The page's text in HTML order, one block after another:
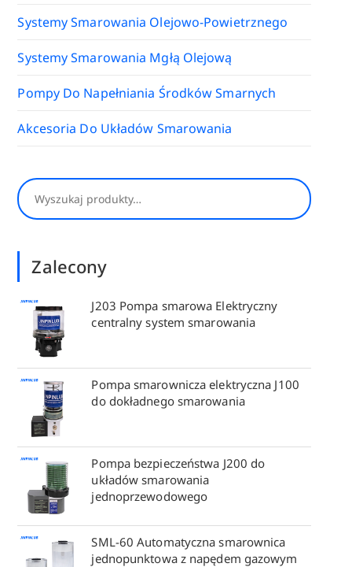
Systemy Smarowania Olejowo-Powietrznego
Systemy Smarowania Mgłą Olejową
Pompy Do Napełniania Środków Smarnych
Akcesoria Do Układów Smarowania
Szukaj
Zalecony
J203 Pompa smarowa Elektryczny
centralny system smarowania
Pompa smarownicza elektryczna J100
do dokładnego smarowania
Pompa bezpieczeństwa J200 do
układów smarowania
jednoprzewodowego
SML-60 Automatyczna smarownica
jednopunktowa z napędem gazowym